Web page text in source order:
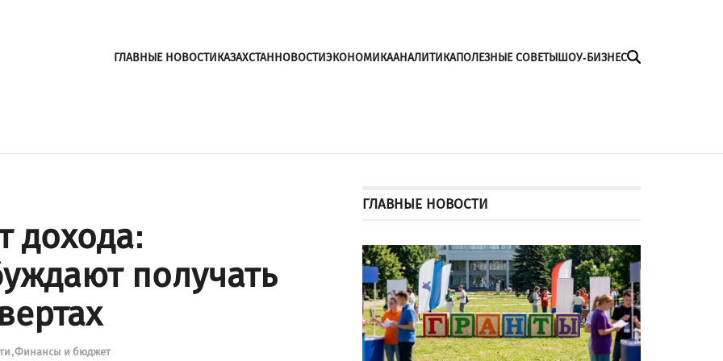
ГЛАВНЫЕ НОВОСТИКАЗАХСТАННОВОСТИЭКОНОМИКААНАЛИТИКАПОЛЕЗНЫЕ СОВЕТЫШОУ-БИЗНЕС
дохода:
получать
Финансы и бюджет
ГЛАВНЫЕ НОВОСТИ